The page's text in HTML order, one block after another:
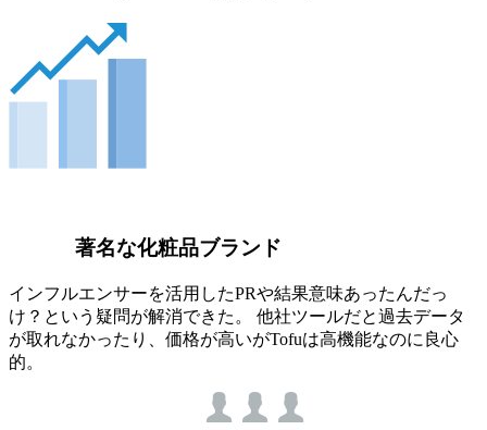
著名な化粧品ブランド
インフルエンサーを活用したPRや結果意味あったんだっ
け？という疑問が解消できた。 他社ツールだと過去データ
が取れなかったり、価格が高いがTofuは高機能なのに良心
的。